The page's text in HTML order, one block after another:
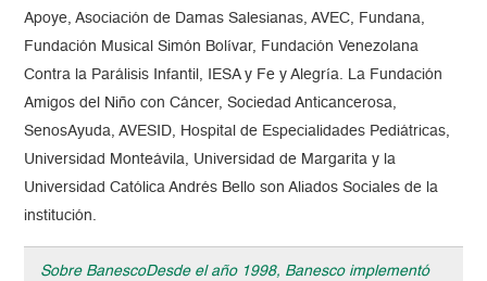
Apoye, Asociación de Damas Salesianas, AVEC, Fundana,
Fundación Musical Simón Bolívar, Fundación Venezolana
Contra la Parálisis Infantil, IESA y Fe y Alegría. La Fundación
Amigos del Niño con Cáncer, Sociedad Anticancerosa,
SenosAyuda, AVESID, Hospital de Especialidades Pediátricas,
Universidad Monteávila, Universidad de Margarita y la
Universidad Católica Andrés Bello son Aliados Sociales de la
institución.
Sobre BanescoDesde el año 1998, Banesco implementó